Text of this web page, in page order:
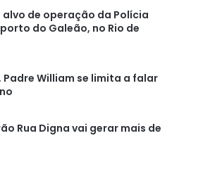
alvo de operação da Polícia
do Galeão, no Rio de
William se limita a falar
Rua Digna vai gerar mais de